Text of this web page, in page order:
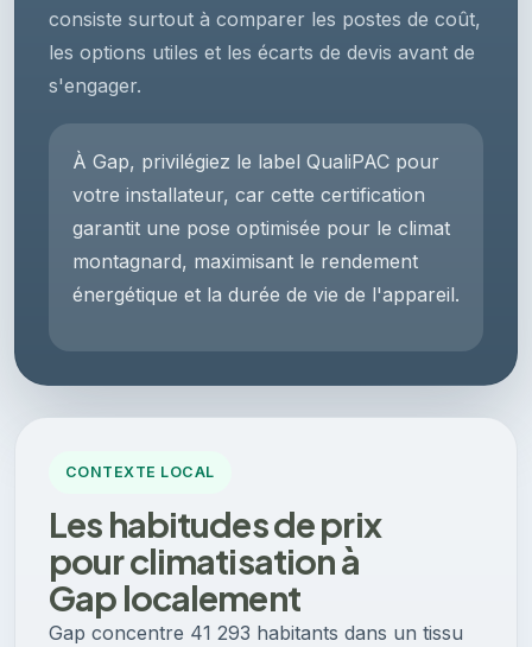
consiste surtout à comparer les postes de coût,
les options utiles et les écarts de devis avant de
s'engager.
À Gap, privilégiez le label QualiPAC pour
votre installateur, car cette certification
garantit une pose optimisée pour le climat
montagnard, maximisant le rendement
énergétique et la durée de vie de l'appareil.
CONTEXTE LOCAL
Les habitudes de prix
pour climatisation à
Gap localement
Gap concentre 41 293 habitants dans un tissu